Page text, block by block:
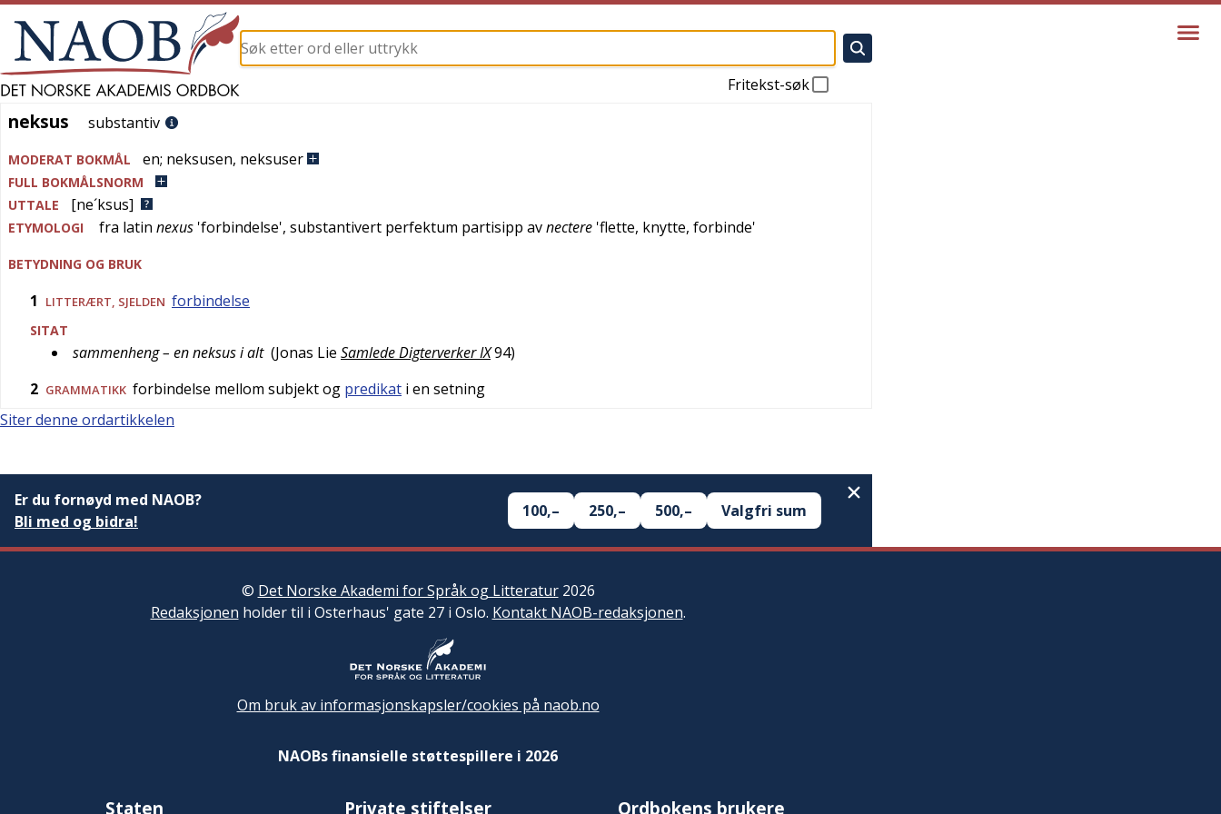
Fritekst-søk
neksus
neksus substantiv
MODERAT BOKMÅL en; neksusen, neksuser
FULL BOKMÅLSNORM
UTTALE
[ne´ksus]
ETYMOLOGI fra latin nexus 'forbindelse', substantivert perfektum partisipp avnectere 'flette, knytte, forbinde'
BETYDNING OG BRUK
1 LITTERÆRT SJELDEN forbindelse
SITAT
sammenheng – en neksus i alt (Jonas Lie Samlede Digterverker IX94)
2 GRAMMATIKK forbindelse mellom subjekt og predikat i en setning
Siter denne ordartikkelen
Er du fornøyd med NAOB?
Bli med og bidra!
100,– 250,– 500,– Valgfri sum
© Det Norske Akademi for Språk og Litteratur2026
Redaksjonen holder til i Osterhaus' gate 27 i Oslo. Kontakt NAOB-redaksjonen.
Om bruk av informasjonskapsler/cookies på naob.no
NAOBs finansielle støttespillere i 2026
Staten Private stiftelser Ordbokens brukere